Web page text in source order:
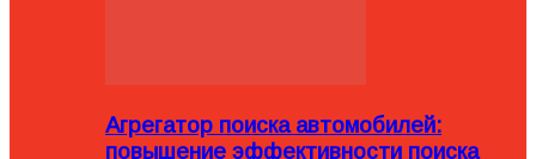
Агрегатор поиска автомобилей:
повышение эффективности поиска